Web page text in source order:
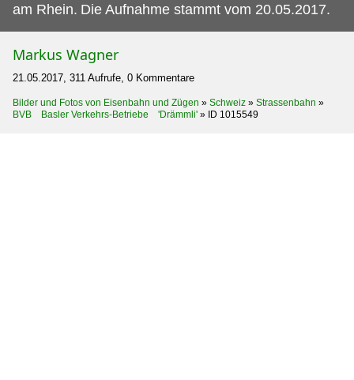
am Rhein. Die Aufnahme stammt vom 20.05.2017.
Markus Wagner
21.05.2017, 311 Aufrufe, 0 Kommentare
Bilder und Fotos von Eisenbahn und Zügen » Schweiz » Strassenbahn »
BVB Basler Verkehrs-Betriebe 'Drämmli' » ID 1015549